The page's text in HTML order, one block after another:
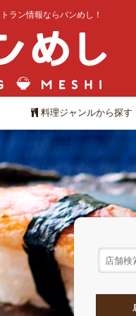
ラン情報ならバンめし！
料理ジャンルから探す